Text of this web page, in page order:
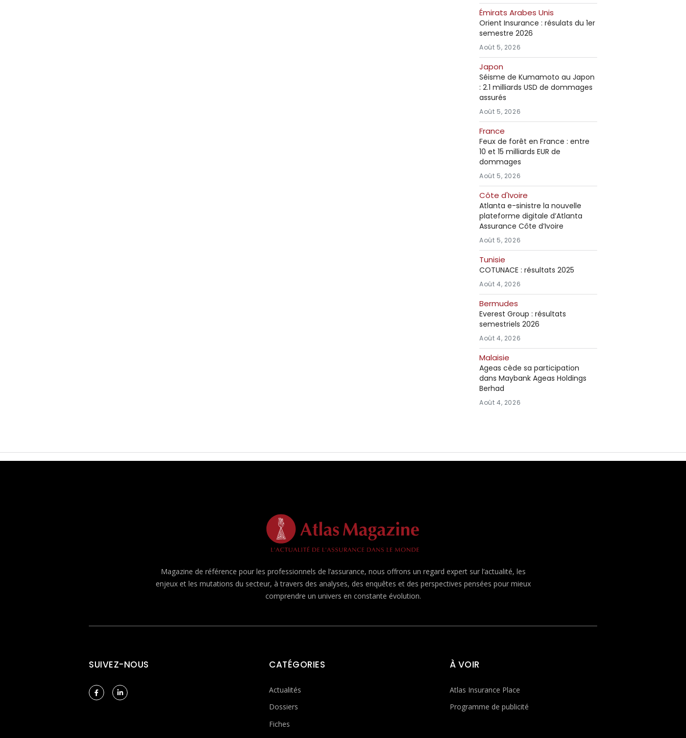
Émirats Arabes Unis
Orient Insurance : résulats du 1er
semestre 2026
Août 5, 2026
Japon
Séisme de Kumamoto au Japon
: 2.1 milliards USD de dommages
assurés
Août 5, 2026
France
Feux de forêt en France : entre
10 et 15 milliards EUR de
dommages
Août 5, 2026
Côte d'Ivoire
Atlanta e-sinistre la nouvelle
plateforme digitale d’Atlanta
Assurance Côte d’Ivoire
Août 5, 2026
Tunisie
COTUNACE : résultats 2025
Août 4, 2026
Bermudes
Everest Group : résultats
semestriels 2026
Août 4, 2026
Malaisie
Ageas cède sa participation
dans Maybank Ageas Holdings
Berhad
Août 4, 2026
Magazine de référence pour les professionnels de l’assurance, nous offrons un regard expert sur l’actualité, les
enjeux et les mutations du secteur, à travers des analyses, des enquêtes et des perspectives pensées pour mieux
comprendre un univers en constante évolution.
SUIVEZ-NOUS CATÉGORIES
Actualités
Dossiers
Fiches
À VOIR
Atlas Insurance Place
Programme de publicité